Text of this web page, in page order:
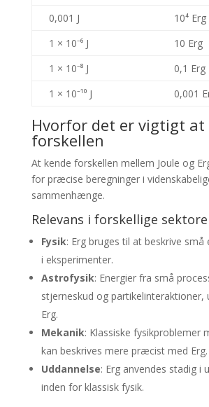
0,001 J
10⁴ Erg
1 × 10⁻⁶ J
10 Erg
1 × 10⁻⁸ J
0,1 Erg
1 × 10⁻¹⁰ J
0,001
Hvorfor det er vigtigt
forskellen
At kende forskellen mellem Joule og
for præcise beregninger i
sammenhænge.
Relevans i forskellige
Fysik: Erg bruges til at beskrive
i eksperimenter.
Astrofysik: Energier fra små
stjerneskud og partikelinteraktioner,
Erg.
Mekanik: Klassiske fysikproblemer
kan beskrives mere præcist med Erg.
Uddannelse: Erg anvendes stadig i
inden for klassisk fysik.